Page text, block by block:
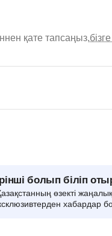
қате тапсаңыз,
болып біліп
өзекті
хабардар